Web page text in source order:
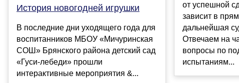
История новогодней игрушки
В последние дни уходящего года для
воспитанников МБОУ «Мичуринская
СОШ» Брянского района детский сад
«Гуси-лебеди» прошли
интерактивные мероприятия &...
от успешной
зависит в
дальнейшая
Отвечаем на
вопросы по
испытаниям...